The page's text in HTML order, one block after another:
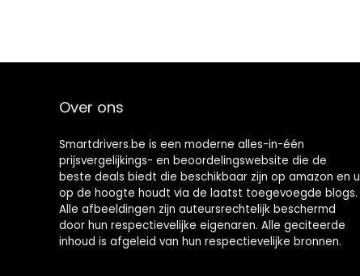
Over ons
Smartdrivers.be is een moderne alles-in-één
prijsvergelijkings- en beoordelingswebsite die de
beste deals biedt die beschikbaar zijn op amazon en u
op de hoogte houdt via de laatst toegevoegde blogs.
Alle afbeeldingen zijn auteursrechtelijk beschermd
door hun respectievelijke eigenaren. Alle geciteerde
inhoud is afgeleid van hun respectievelijke bronnen.